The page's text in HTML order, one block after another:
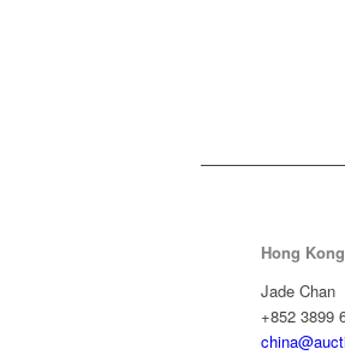
Hong Kong
Jade Chan
+852 3899